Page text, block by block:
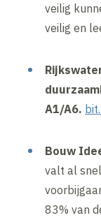
veilig
veilig en
A1/A6.
Bouw
valt al
83% van